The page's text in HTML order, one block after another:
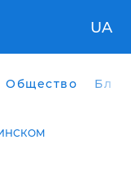
UA
Общество